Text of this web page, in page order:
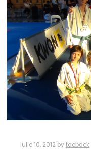
iulie 10, 2012 by taeback